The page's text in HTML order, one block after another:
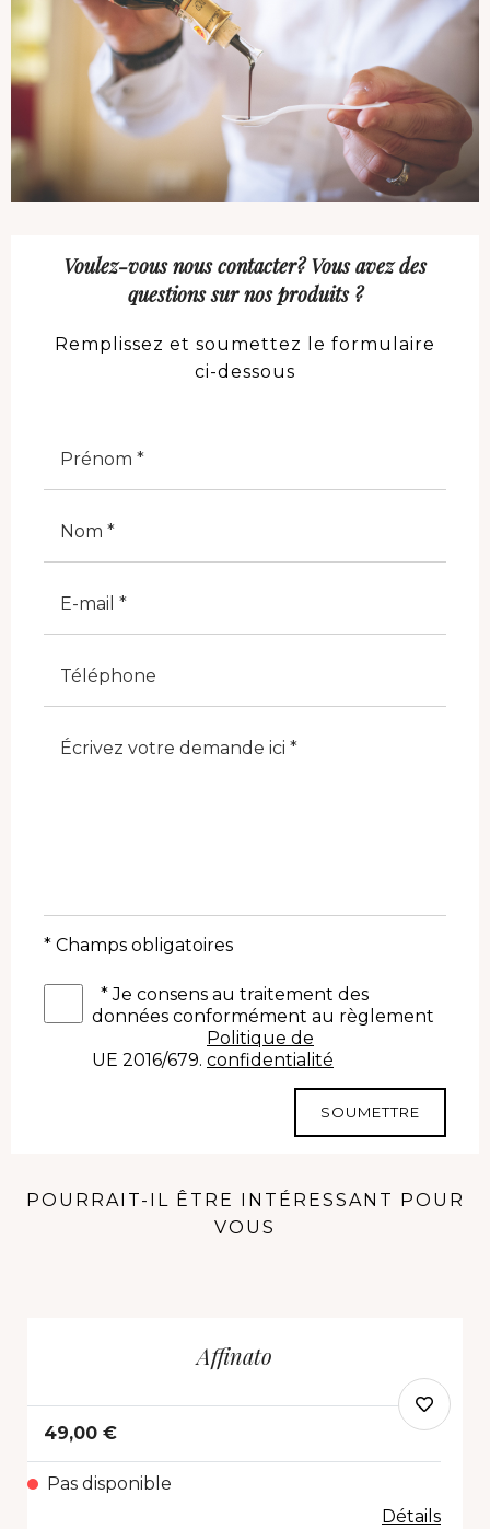
Voulez-vous nous contacter? Vous avez des
questions sur nos produits ?
Remplissez et soumettez le formulaire
ci-dessous
* Champs obligatoires
*Je consens au traitement des
données conformément au règlement
UE 2016/679.
Politique de
confidentialité
SOUMETTRE
POURRAIT-IL ÊTRE INTÉRESSANT POUR
VOUS
Affinato
49,00 €
Pas disponible
Détails